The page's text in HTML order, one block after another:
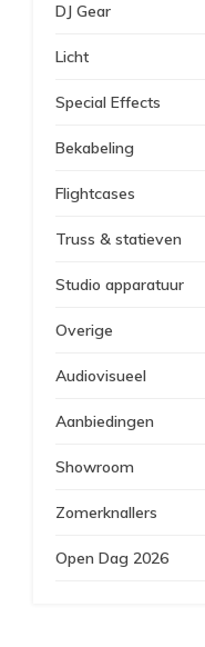
DJ Gear
Licht
Special Effects
Bekabeling
Flightcases
Truss & statieven
Studio apparatuur
Overige
Audiovisueel
Aanbiedingen
Showroom
Zomerknallers
Open Dag 2026